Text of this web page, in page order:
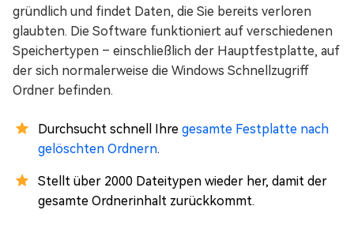
gründlich und findet Daten, die Sie bereits verloren
glaubten. Die Software funktioniert auf verschiedenen
Speichertypen – einschließlich der Hauptfestplatte, auf
der sich normalerweise die Windows Schnellzugriff
Ordner befinden.
Durchsucht schnell Ihre gesamte Festplatte nach
gelöschten Ordnern.
Stellt über 2000 Dateitypen wieder her, damit der
gesamte Ordnerinhalt zurückkommt.